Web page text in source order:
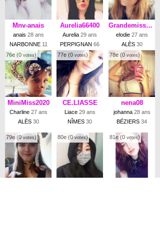
Mnv-anais
anais 28 ans
NARBONNE 11
Aurelia66400
Aurelia 29 ans
PERPIGNAN 66
Grandemiss2020
elodie 27 ans
ALÈS 30
76e (0 votes)
MiniMiss2020
Charline 27 ans
ALÈS 30
77e (0 votes)
CE.LIASSE
Liace 29 ans
NÎMES 30
78e (0 votes)
nena08
johanna 28 ans
BÉZIERS 34
79e (0 votes) 80e (0votes) 81e (0 votes)